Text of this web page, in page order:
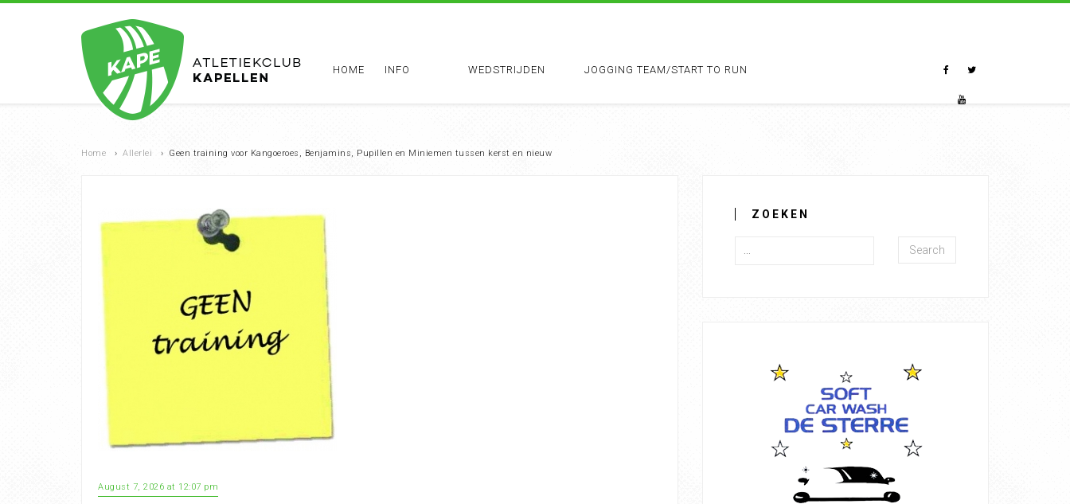
HOME INFO WEDSTRIJDEN JOGGING TEAM/START TO RUN
Home › Allerlei › Geen training voor Kangoeroes, Benjamins, Pupillen en Miniemen tussen kerst en nieuw
August 7, 2026 at 12:07 pm
ZOEKEN
Search